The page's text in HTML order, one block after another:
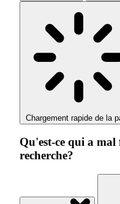
Chargement rapide de la
Qu'est-ce qui a
recherche?